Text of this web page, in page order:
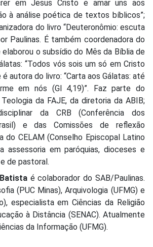
em Jesus Cristo e amar uns aos
à análise poética de textos bíblicos”;
do livro “Deuteronômio: escuta
Paulinas. É também coordenadora do
elaborou o subsídio do Mês da Bíblia de
“Todos vós sois um só em Cristo
é autora do livro: “Carta aos Gálatas: até
em nós (Gl 4,19)”. Faz parte do
da FAJE, da diretoria da ABIB;
da CRB (Conferência dos
e das Comissões de reflexão
do CELAM (Conselho Episcopal Latino
assessoria em paróquias, dioceses e
de pastoral.
é colaborador do SAB/Paulinas.
(PUC Minas), Arquivologia (UFMG) e
especialista em Ciências da Religião
à Distância (SENAC). Atualmente
da Informação (UFMG).